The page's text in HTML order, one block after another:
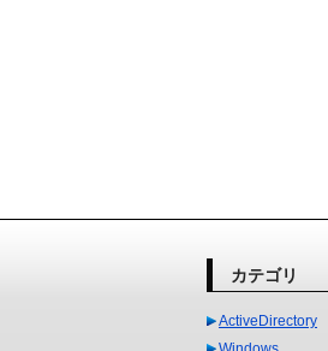
カテゴリ
ActiveDirectory